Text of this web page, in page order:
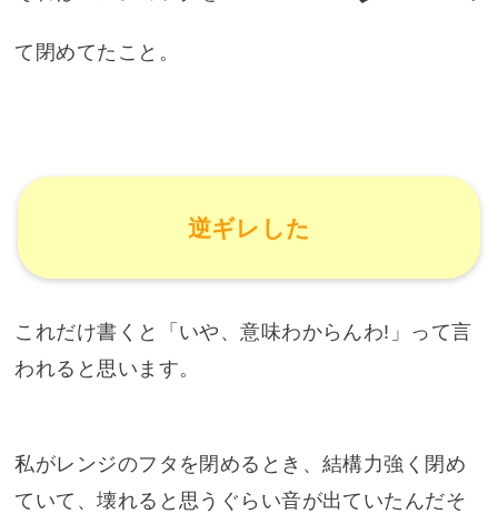
て閉めてたこと。
逆ギレした
これだけ書くと「いや、意味わからんわ!」って言
われると思います。
私がレンジのフタを閉めるとき、結構力強く閉め
ていて、壊れると思うぐらい音が出ていたんだそ